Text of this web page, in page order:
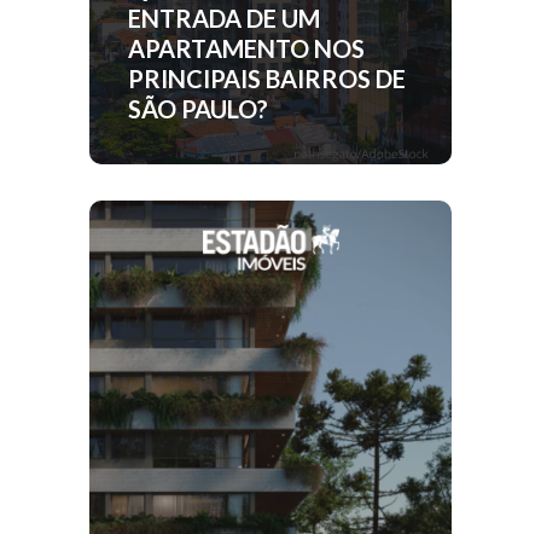
ENTRADA DE UM
APARTAMENTO NOS
PRINCIPAIS BAIRROS DE
SÃO PAULO?